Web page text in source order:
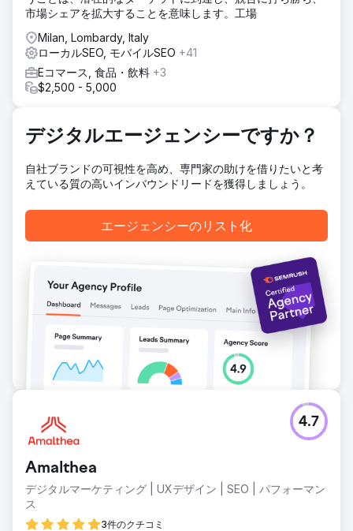
ェンシーを必要としていました。
ソリューション
Elatreは、フルファネルのデジタルマーケティングプログラ
ムを実施しました。SEOチームは、目的地に特化したランデ
ィングページ、インテントベースのブログコンテンツ、内部
リンク構造、旅行およびローカルSEO向けのスキーママーク
ンスレイヤリング、カスタムビデオリール、毎週テストされ
る証言クリエイティブを使用して、Instagram広告とメタ広
バージョン率最適化を追加し、リード獲得をCRMに統合し、
アトリビューションダッシュボードを構築しました。
結果
7ヶ月以内に、このブランドはSEOとコンテンツマーケティ
ングを通じて、有料顧客獲得率100%からオーガニック予約
率70%へと移行しました。SEOランディングページは、購入
意欲の高いキーワードでGoogle検索結果の1ページ目にラン
クインし、オーガニックトラフィックは8倍以上に増加、
Instagram広告は数千件の質の高い問い合わせを獲得しまし
た。直接予約による収益は15万ドルを超え、顧客獲得単価は
58%減少し、広告費用対効果は1.9倍から4.6倍に上昇しまし
た。現在、同社は主にSEOとソーシャルメディアを通じて事
業を拡大しています。
市場シェアを拡大することを意味します。工場
Milan, Lombardy, Italy
ローカルSEO, モバイルSEO +41
Eコマース, 食品・飲料 +3
$2,500 - 5,000
デジタルエージェンシーですか？
自社ブランドの可視性を高め、専門家の助けを借りたいと考
えている質の高いインバウンドリードを獲得しましょう。
エージェンシーのリスト化
Amalthea
デジタルマーケティング | UXデザイン | SEO | パフォーマン
ス
3件のクチコミ
4.7